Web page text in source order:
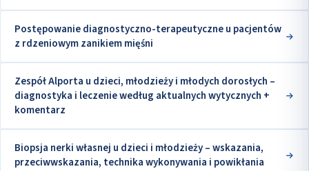
Postępowanie diagnostyczno-terapeutyczne u pacjentów
z rdzeniowym zanikiem mięśni
Zespół Alporta u dzieci, młodzieży i młodych dorosłych –
diagnostyka i leczenie według aktualnych wytycznych +
komentarz
Biopsja nerki własnej u dzieci i młodzieży – wskazania,
przeciwwskazania, technika wykonywania i powikłania